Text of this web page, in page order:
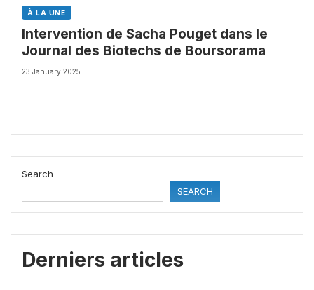
À LA UNE
Intervention de Sacha Pouget dans le
Journal des Biotechs de Boursorama
23 January 2025
Search
SEARCH
Derniers articles